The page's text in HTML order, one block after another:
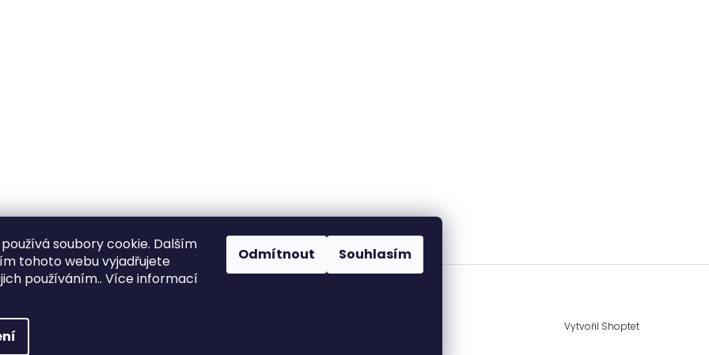
soubory cookie. Dalším
tohoto webu vyjadřujete
používáním.. Více informací
Odmítnout Souhlasím
Vytvořil Shoptet